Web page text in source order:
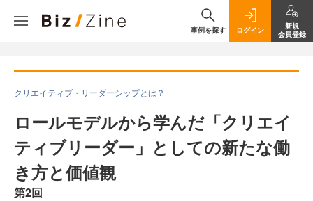
事例を探す ログイン
新規
会員登録
クリエイティブ・リーダーシップとは？
ロールモデルから学んだ「クリエイ
ティブリーダー」としての新たな働
き方と価値観
第2回